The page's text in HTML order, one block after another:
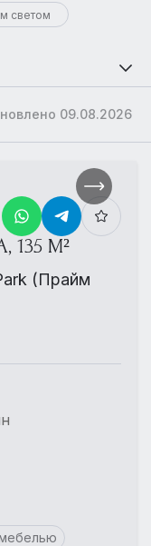
светом
09.08.2026
135 М²
(Прайм